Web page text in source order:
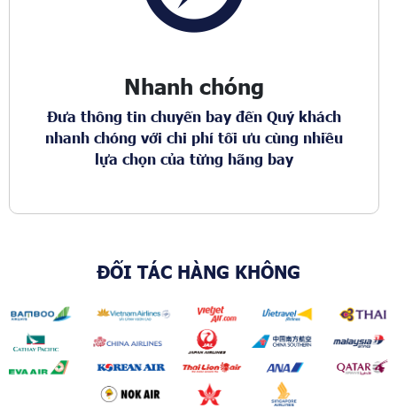
Nhanh chóng
Đưa thông tin chuyến bay đến Quý khách
nhanh chóng với chi phí tối ưu cùng nhiều
lựa chọn của từng hãng bay
ĐỐI TÁC HÀNG KHÔNG